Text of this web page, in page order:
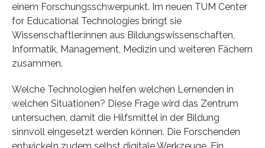
einem Forschungsschwerpunkt. Im neuen TUM Center
for Educational Technologies bringt sie
Wissenschaftler:innen aus Bildungswissenschaften,
Informatik, Management, Medizin und weiteren Fächern
zusammen.
Welche Technologien helfen welchen Lernenden in
welchen Situationen? Diese Frage wird das Zentrum
untersuchen, damit die Hilfsmittel in der Bildung
sinnvoll eingesetzt werden können. Die Forschenden
entwickeln zudem selbst digitale Werkzeuge. Ein